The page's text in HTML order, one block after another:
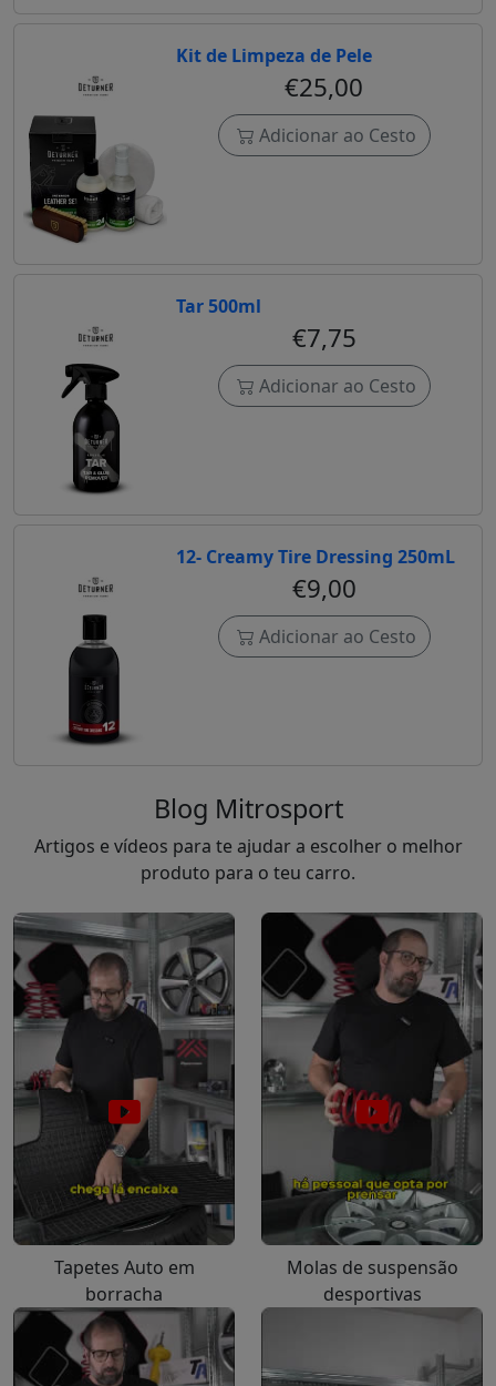
Kit de Limpeza de Pele
€25,00
Adicionar ao Cesto
Tar 500ml
€7,75
Adicionar ao Cesto
12- Creamy Tire Dressing 250mL
€9,00
Adicionar ao Cesto
Blog Mitrosport
Artigos e vídeos para te ajudar a escolher o melhor
produto para o teu carro.
Tapetes Auto em
borracha
Molas de suspensão
desportivas